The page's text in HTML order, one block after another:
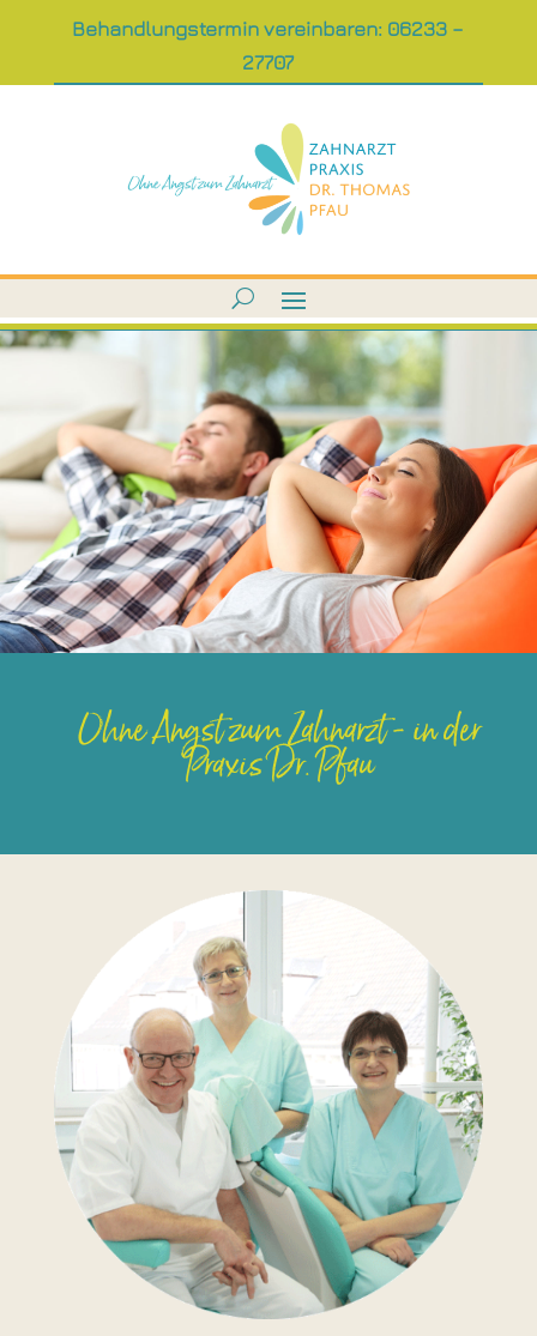
Behandlungstermin vereinbaren: 06233 –
27707
Ohne Angst zum Zahnarzt - in der
Praxis Dr. Pfau